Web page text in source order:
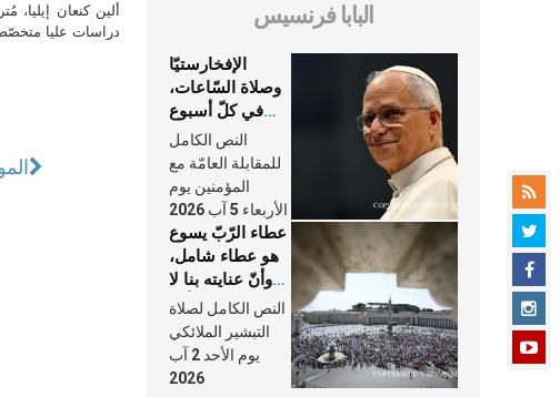
ألين كنعان
دراسات عليا
البابا فرنسيس
الإفخارستيّا
وصلاة السّاعات،
في كلّ أسبوع
وكلّ يوم، هما
النَّفَس في حياة
الكنيسة
النص الكامل
للمقابلة العامّة مع
المؤمنين يوم
الأربعاء 5 آب 2026
عطاء الرّبّ يسوع
هو عطاء شامل،
وأنّ عنايته بنا لا
تغيب عنّا أبدًا
النص الكامل لصلاة
التبشير الملائكي
يوم الأحد 2 آب
2026